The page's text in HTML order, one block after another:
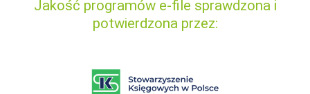
Jakość programów e-file sprawdzona i
potwierdzona przez: